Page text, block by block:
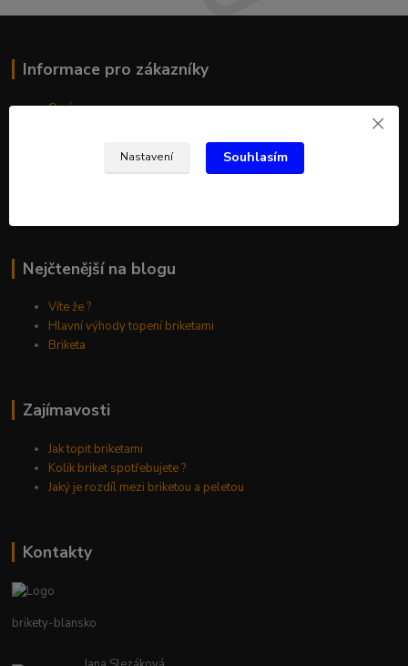
Informace pro zákazníky
O nás
Nejčtenější na blogu
Víte že ?
Hlavní výhody topení briketami
Briketa
Zajímavosti
Jak topit briketami
Kolik briket spotřebujete ?
Jaký je rozdíl mezi briketou a peletou
Kontakty
brikety-blansko
Nastavení Souhlasím